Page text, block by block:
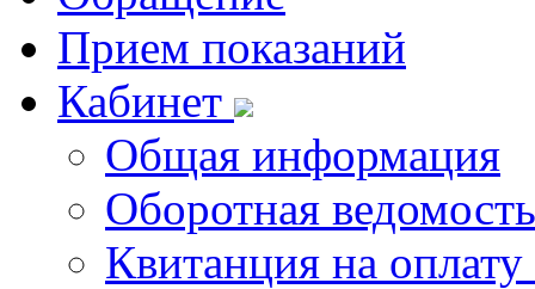
Прием показаний
Кабинет
Общая информация
Оборотная ведомость
Квитанция на